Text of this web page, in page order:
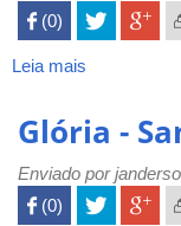
 (0)
Leia mais
-
Santa
Mônica
Glória -
Enviado por
 (0)